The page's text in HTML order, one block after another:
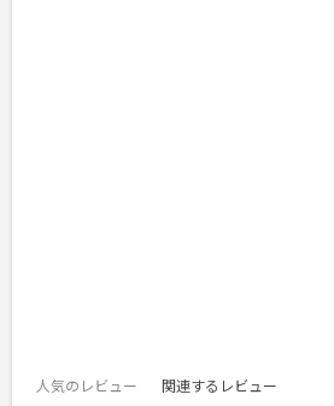
人気のレビュー 関連するレビュー